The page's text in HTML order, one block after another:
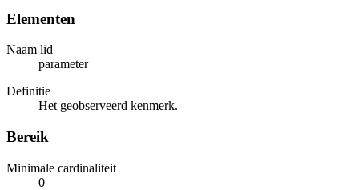
Elementen
Naam lid
parameter
Definitie
Het geobserveerd kenmerk.
Bereik
Minimale cardinaliteit
0